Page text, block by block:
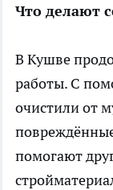
Что делают
В Кушве
работы. С
очистили от
помогают